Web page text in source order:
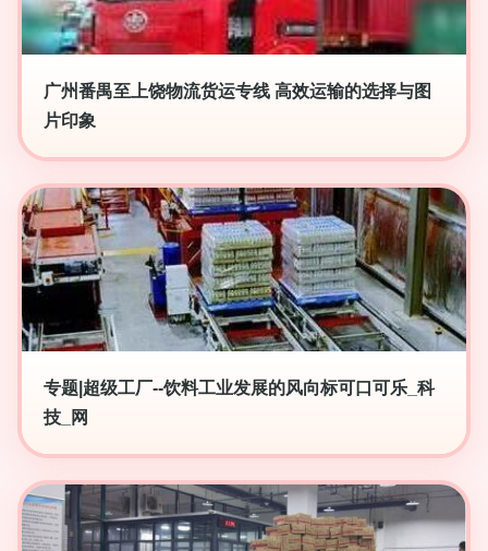
广州番禺至上饶物流货运专线 高效运输的选择与图
片印象
专题|超级工厂--饮料工业发展的风向标可口可乐_科
技_网